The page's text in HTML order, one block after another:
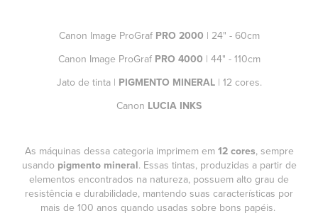
Canon Image ProGraf PRO 2000 | 24" - 60cm
Canon Image ProGraf PRO 4000 | 44" - 110cm
Jato de tinta | PIGMENTO MINERAL| 12 cores.
Canon LUCIA INKS
As máquinas dessa categoria imprimem em 12 cores, sempre
usando pigmento mineral. Essas tintas, produzidas a partir de
elementos encontrados na natureza, possuem alto grau de
resistência e durabilidade, mantendo suas características por
mais de 100 anos quando usadas sobre bons papéis.